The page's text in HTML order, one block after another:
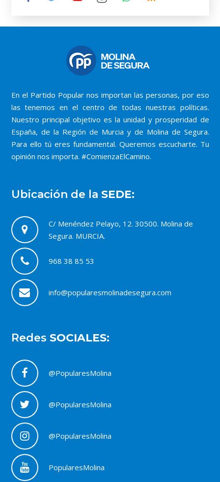
En el Partido Popular nos importan las personas, por eso
las tenemos en el centro de todas nuestras políticas.
Nuestro principal objetivo es la unidad y prosperidad de
España, de la Región de Murcia y de Molina de Segura.
Para ello tú eres fundamental. Queremos escucharte. Tu
opinión nos importa. #ComienzaElCamino.
Ubicación de la SEDE:
C/ Menéndez Pelayo, 12. 30500. Molina de
Segura. MURCIA.
968 38 85 53
info@popularesmolinadesegura.com
Redes SOCIALES:
@PopularesMolina
@PopularesMolina
@PopularesMolina
PopularesMolina